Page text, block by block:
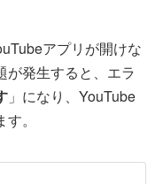
アプリが開けな
が発生すると、エラ
」になり、YouTube
。